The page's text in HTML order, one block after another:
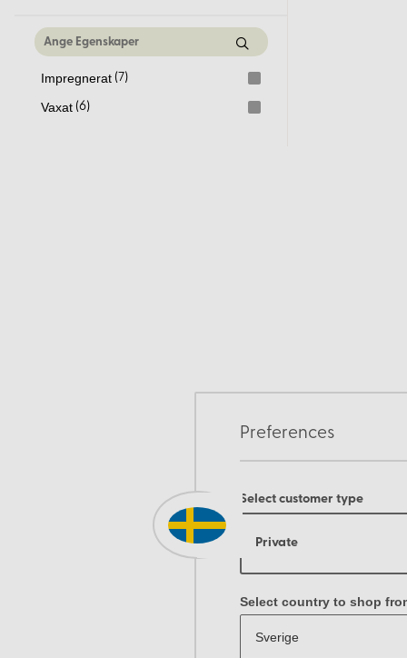
Preferences
Select customer type
Private
Select country to shop
Impregnerat (7)
Vaxat (6)